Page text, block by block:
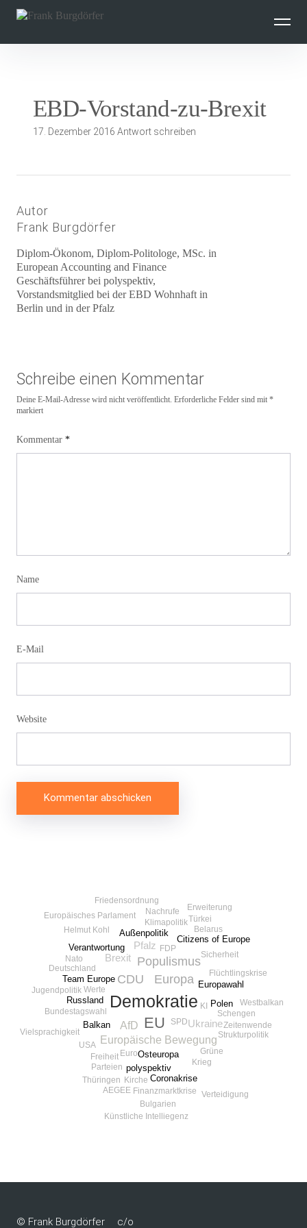
überspringen
EBD-Vorstand-zu-Brexit
17. Dezember 2016 Antwort schreiben
Autor
Frank Burgdörfer
Diplom-Ökonom, Diplom-Politologe, MSc. in
European Accounting and Finance
Geschäftsführer bei polyspektiv,
Vorstandsmitglied bei der EBD Wohnhaft in
Berlin und in der Pfalz
Schreibe einen Kommentar
Deine E-Mail-Adresse wird nicht veröffentlicht. Erforderliche Felder sind mit *
markiert
Kommentar *
Name
E-Mail
Website
Demokratie
EU
Europa
CDU
Populismus
AfD
Europäische Bewegung
Ukraine
Brexit
Pfalz
Osteuropa
polyspektiv
Europawahl
Team Europe
Russland
Balkan
Coronakrise
Außenpolitik
Citizens of Europe
Polen
Verantwortung FDP
Finanzmarktkrise
Flüchtlingskrise
Bundestagswahl
Werte
Euro
Krieg
Parteien
USA
Klimapolitik
Nachrufe
SPD
Deutschland
Europäisches Parlament
Grüne
Helmut Kohl
Jugendpolitik
Kirche
Sicherheit
Strukturpolitik
Türkei
Vielsprachigkeit
AEGEE
Belarus
Bulgarien
Erweiterung
Freiheit
Friedensordnung
KI
Künstliche Intelliegenz
Nato
Schengen
Thüringen
Verteidigung
Westbalkan
Zeitenwende
© Frank Burgdörfer c/o